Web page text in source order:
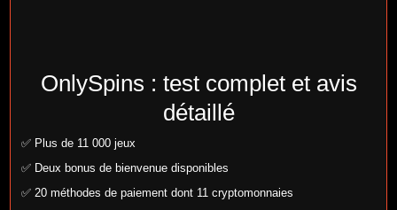
OnlySpins : test complet et avis
détaillé
✅ Plus de 11 000 jeux
✅ Deux bonus de bienvenue disponibles
✅ 20 méthodes de paiement dont 11 cryptomonnaies